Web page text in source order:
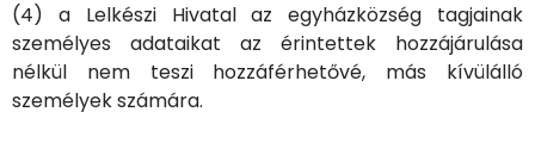
(4) a Lelkészi Hivatal az egyházközség tagjainak
személyes adataikat az érintettek hozzájárulása
nélkül nem teszi hozzáférhetővé, más kívülálló
személyek számára.